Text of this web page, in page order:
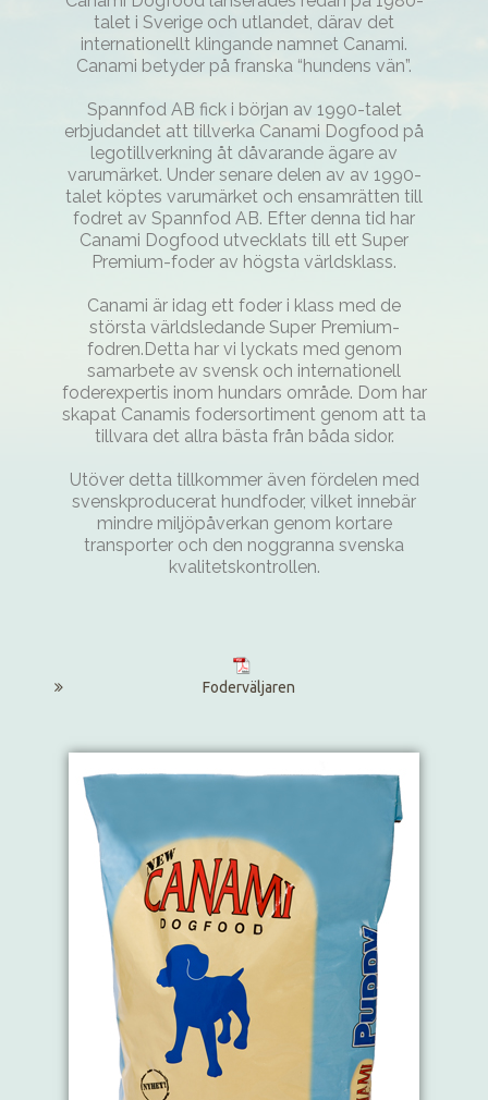
talet i Sverige och utlandet, därav det
internationellt klingande namnet Canami.
Canami betyder på franska “hundens vän”.
Spannfod AB fick i början av 1990-talet
erbjudandet att tillverka Canami Dogfood på
legotillverkning åt dåvarande ägare av
varumärket. Under senare delen av av 1990-
talet köptes varumärket och ensamrätten till
fodret av Spannfod AB. Efter denna tid har
Canami Dogfood utvecklats till ett Super
Premium-foder av högsta världsklass.
Canami är idag ett foder i klass med de
största världsledande Super Premium-
fodren.Detta har vi lyckats med genom
samarbete av svensk och internationell
foderexpertis inom hundars område. Dom har
skapat Canamis fodersortiment genom att ta
tillvara det allra bästa från båda sidor.
Utöver detta tillkommer även fördelen med
svenskproducerat hundfoder, vilket innebär
mindre miljöpåverkan genom kortare
transporter och den noggranna svenska
kvalitetskontrollen.
Foderväljaren